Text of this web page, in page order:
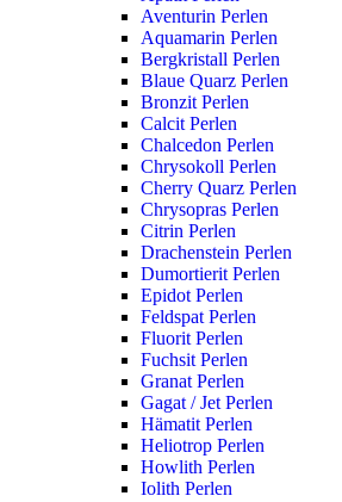
Aventurin Perlen
Aquamarin Perlen
Bergkristall Perlen
Blaue Quarz Perlen
Bronzit Perlen
Calcit Perlen
Chalcedon Perlen
Chrysokoll Perlen
Cherry Quarz Perlen
Chrysopras Perlen
Citrin Perlen
Drachenstein Perlen
Dumortierit Perlen
Epidot Perlen
Feldspat Perlen
Fluorit Perlen
Fuchsit Perlen
Granat Perlen
Gagat / Jet Perlen
Hämatit Perlen
Heliotrop Perlen
Howlith Perlen
Iolith Perlen